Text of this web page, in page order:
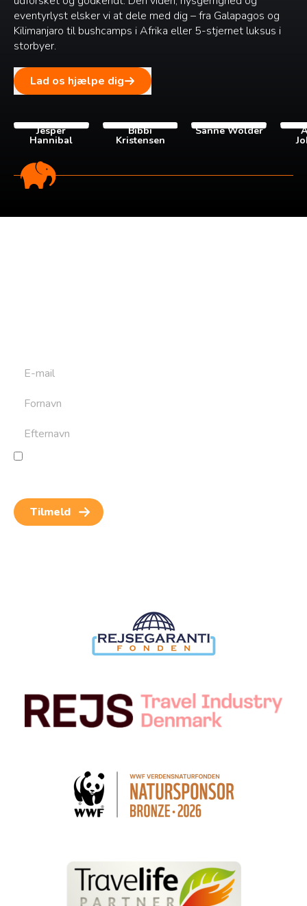
eventyrlyst elsker vi at dele med dig – fra Galapagos og
Kilimanjaro til bushcamps i Afrika eller 5-stjernet luksus i
storbyer.
Lad os hjælpe dig
Jesper
Hannibal
Bibbi
Kristensen
Sanne Wolder